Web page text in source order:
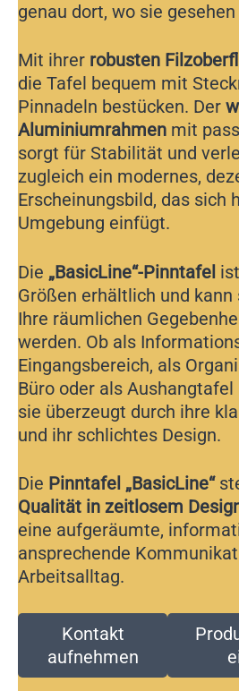
genau dort, wo sie
Mit ihrer robusten
die Tafel bequem mit
Pinnadeln bestücken. Der
Aluminiumrahmen mit
sorgt für Stabilität und
zugleich ein modernes,
Erscheinungsbild, das sich
Umgebung einfügt.
Die „BasicLine“-Pinntafel
Größen erhältlich und
Ihre räumlichen
werden. Ob als
Eingangsbereich, als
Büro oder als
sie überzeugt durch ihre
und ihr schlichtes Design.
Die Pinntafel „BasicLine“
Qualität in zeitlosem
eine aufgeräumte,
ansprechende
Arbeitsalltag.
Kontakt
aufnehmen